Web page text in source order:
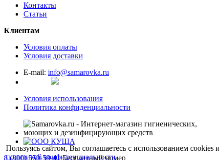
Пользуясь сайтом, Вы соглашаетесь с использованием сookies
политикой конфиденциальности
Контакты
Статьи
Клиентам
Условия оплаты
Условия доставки
E-mail: info@samarovka.ru
Условия использования
Политика конфиденциальности
8 (800) 550-59-41Бесплатный номер